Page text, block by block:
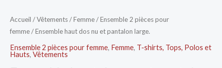
Accueil /Vêtements/Femme/Ensemble 2 pièces pour
femme/ Ensemble haut dos nu et pantalon large.
Ensemble 2 pièces pour femme, Femme, T-shirts, Tops, Polos et
Hauts, Vêtements